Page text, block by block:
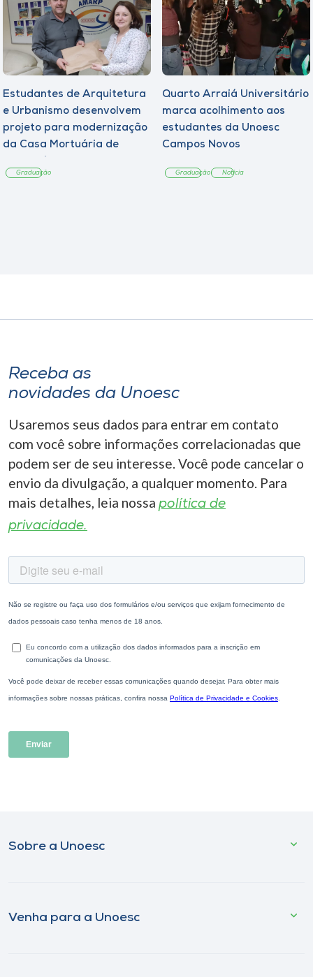
Estudantes de Arquitetura
e Urbanismo desenvolvem
projeto para modernização
da Casa Mortuária de
Graduação
Quarto Arraiá Universitário
marca acolhimento aos
estudantes da Unoesc
Campos Novos
Graduação Notícia
Receba as
novidades da Unoesc
Usaremos seus dados para entrar em contato
com você sobre informações correlacionadas que
podem ser de seu interesse. Você pode cancelar o
envio da divulgação, a qualquer momento. Para
mais detalhes, leia nossa política de
privacidade.
Sobre a Unoesc
Venha para a Unoesc